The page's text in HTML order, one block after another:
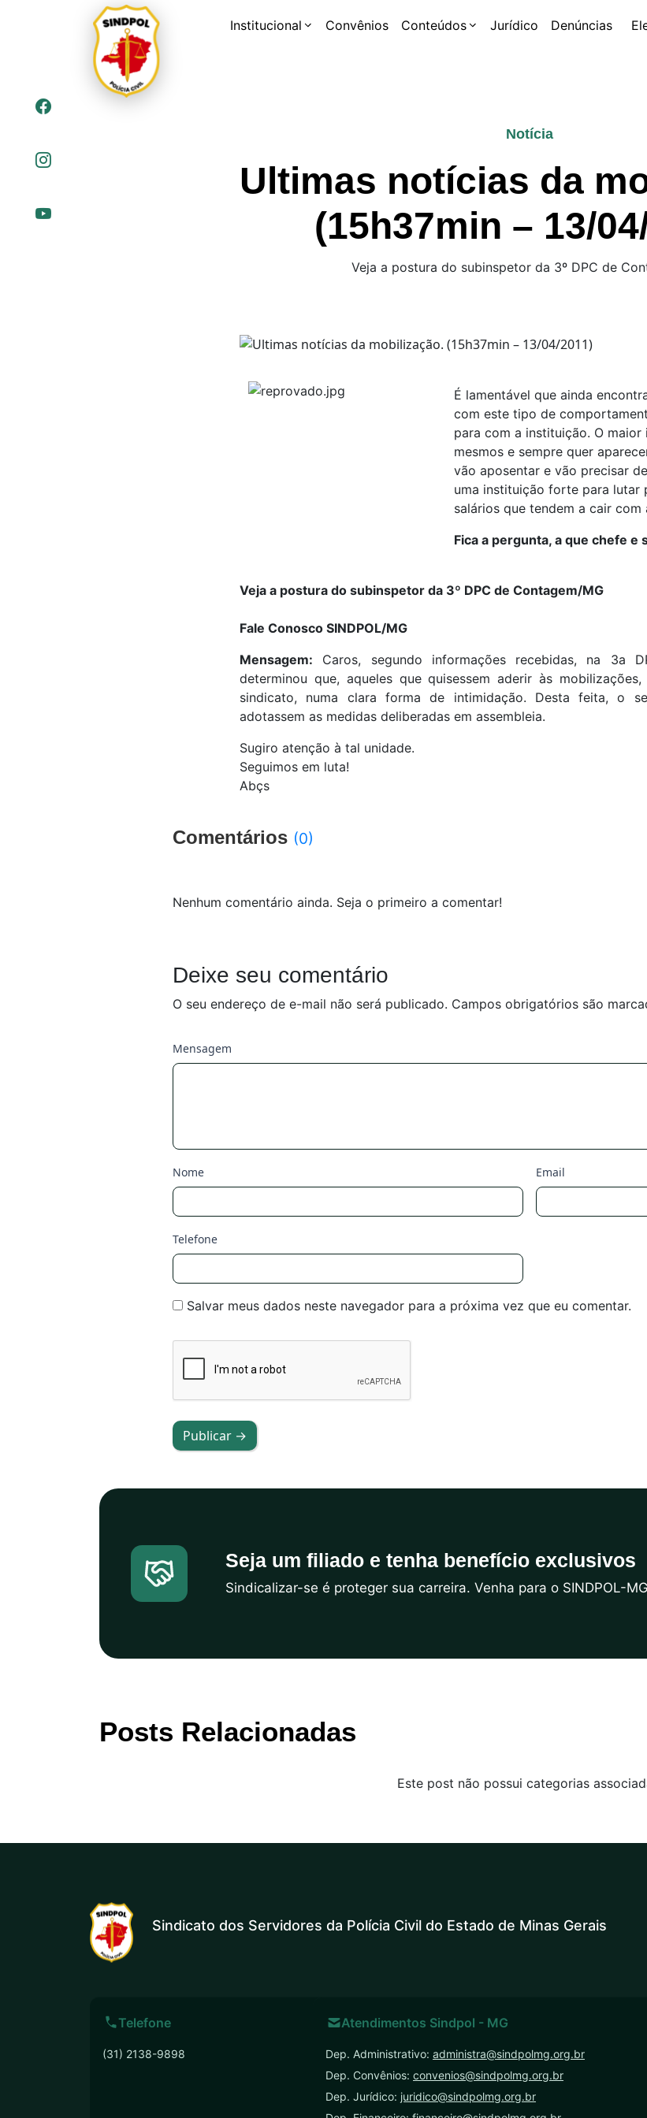
Institucional Convênios Conteúdos Jurídico Denúncias
Notícia
Ultimas notícias da
(15h37min – 13/
Veja a postura do subinspetor da 3º DPC de
É lamentável que ainda
com este tipo de
para com a instituição. O
mesmos e sempre quer
vão aposentar e vão precisar
uma instituição forte para lutar
salários que tendem a cair com
Fica a pergunta, a que chefe e
Veja a postura do subinspetor da 3º DPC de Contagem/MG
Fale Conosco SINDPOL/MG
Mensagem: Caros, segundo informações recebidas, na 3a
determinou que, aqueles que quisessem aderir às
sindicato, numa clara forma de intimidação. Desta feita, o
adotassem as medidas deliberadas em assembleia.
Sugiro atenção à tal unidade.
Seguimos em luta!
Abçs
Comentários (0)
Nenhum comentário ainda. Seja o primeiro a comentar!
Deixe seu comentário
O seu endereço de e-mail não será publicado. Campos obrigatórios são
Mensagem
Nome Email
Telefone
Salvar meus dados neste navegador para a próxima vez que eu comentar.
Publicar →
Seja um filiado e tenha benefício exclusivos
Sindicalizar-se é proteger sua carreira. Venha para o SINDPOL-
Posts Relacionadas
Este post não possui categorias
Sindicato dos Servidores da Polícia Civil do Estado de Minas Gerais
Telefone
(31) 2138-9898
Atendimentos Sindpol - MG
Dep. Administrativo: administra@sindpolmg.org.br
Dep. Convênios: convenios@sindpolmg.org.br
Dep. Jurídico: juridico@sindpolmg.org.br